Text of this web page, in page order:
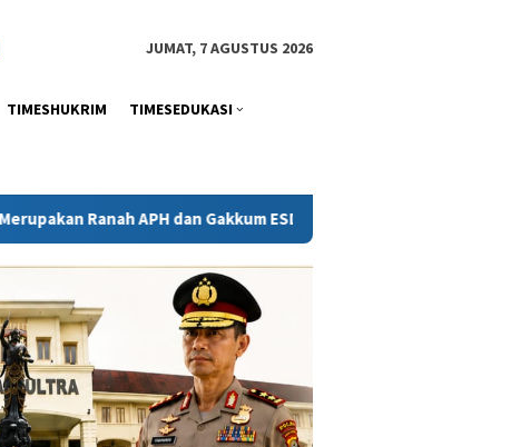
JUMAT, 7 AGUSTUS 2026
TIMESHUKRIM TIMESEDUKASI
Gakkum ESDM Kejati Sultra Telaah Laporan KPH Terkait